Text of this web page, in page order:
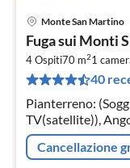
Monte San Martino
Fuga sui Monti
4 Ospiti70 m21
40
Pianterreno:
TV(satellite)),
caffettiera per
lavastoviglie,
Cancellazione